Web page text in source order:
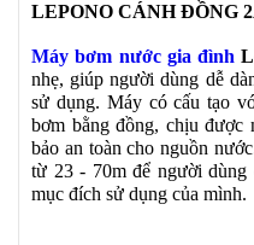
LEPONO CÁNH ĐỒNG
Máy bơm nước gia đình
nhẹ, giúp người dùng dễ
sử dụng. Máy có cấu tạo
bơm bằng đồng, chịu được
bảo an toàn cho nguồn
từ 23 - 70m để người dùng
mục đích sử dụng của mình.